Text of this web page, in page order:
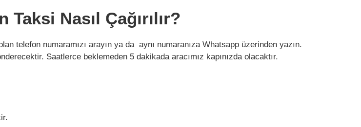
Nasıl Çağırılır?
telefon numaramızı arayın ya da aynı numaranıza Whatsapp üzerinden yazın.
Saatlerce beklemeden 5 dakikada aracımız kapınızda olacaktır.